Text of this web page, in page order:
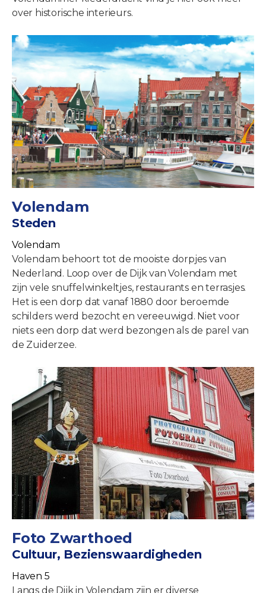
over historische interieurs.
Volendam
Steden
Volendam
Volendam behoort tot de mooiste dorpjes van
Nederland. Loop over de Dijk van Volendam met
zijn vele snuffelwinkeltjes, restaurants en terrasjes.
Het is een dorp dat vanaf 1880 door beroemde
schilders werd bezocht en vereeuwigd. Niet voor
niets een dorp dat werd bezongen als de parel van
de Zuiderzee.
Foto Zwarthoed
Cultuur, Bezienswaardigheden
Haven 5
Langs de Dijk in Volendam zijn er diverse